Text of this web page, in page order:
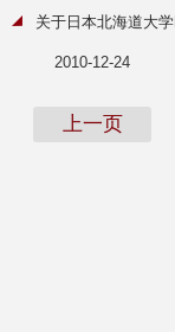
关于日本北海道大
2010-12-24
上一页